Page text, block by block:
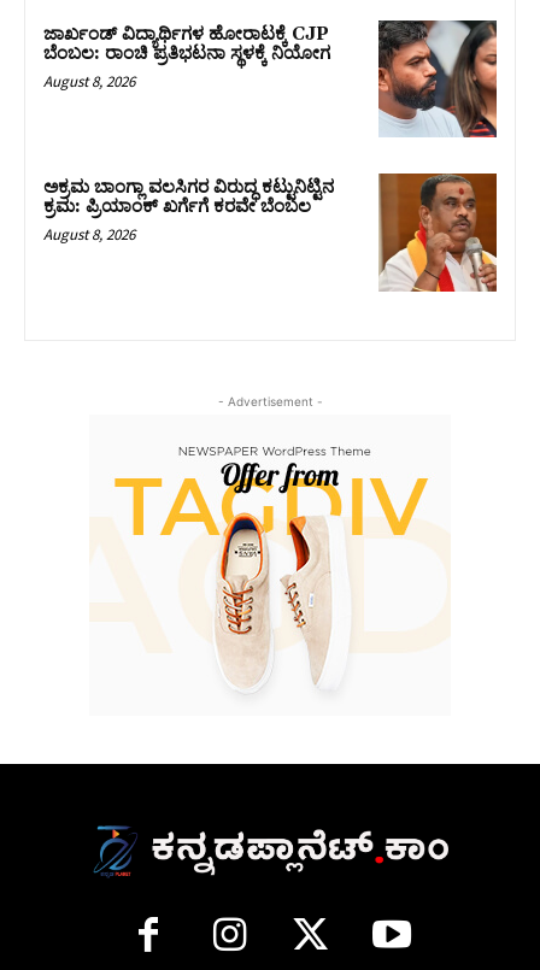
ಜಾರ್ಖಂಡ್‌ ವಿದ್ಯಾರ್ಥಿಗಳ ಹೋರಾಟಕ್ಕೆ CJP
ಬೆಂಬಲ: ರಾಂಚಿ ಪ್ರತಿಭಟನಾ ಸ್ಥಳಕ್ಕೆ ನಿಯೋಗ
August 8, 2026
ಅಕ್ರಮ ಬಾಂಗ್ಲಾ ವಲಸಿಗರ ವಿರುದ್ಧ ಕಟ್ಟುನಿಟ್ಟಿನ
ಕ್ರಮ: ಪ್ರಿಯಾಂಕ್ ಖರ್ಗೆಗೆ ಕರವೇ ಬೆಂಬಲ
August 8, 2026
- Advertisement -